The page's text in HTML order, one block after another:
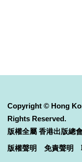
Copyright © Hong
Rights Reserved.
版權全屬 香港出版總
版權聲明
免責聲明